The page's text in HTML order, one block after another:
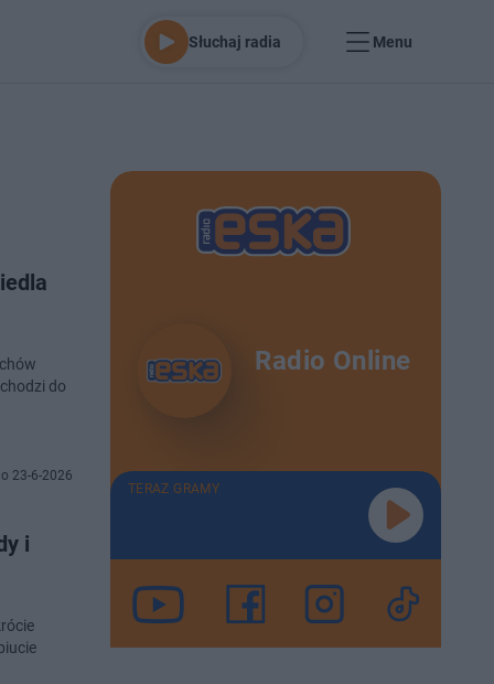
Słuchaj radia Menu
do
23-6-2026
i
Radio Online
TERAZ GRAMY